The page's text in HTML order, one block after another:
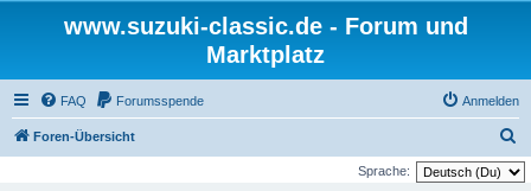
www.suzuki-classic.de - Forum und
Marktplatz
FAQ Forumsspende Anmelden
Foren-Übersicht
u
Sprache: